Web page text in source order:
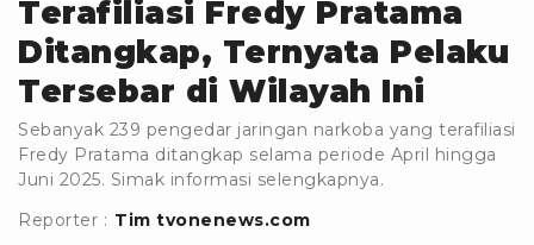
Terafiliasi Fredy Pratama
Ditangkap, Ternyata Pelaku
Tersebar di Wilayah Ini
Sebanyak 239 pengedar jaringan narkoba yang terafiliasi
Fredy Pratama ditangkap selama periode April hingga
Juni 2025. Simak informasi selengkapnya.
Reporter : Tim tvonenews.com